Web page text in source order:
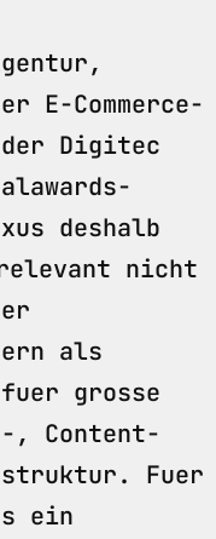
E-Commerce-
der Digitec
deshalb
nicht
als
grosse
, Content-
Fuer
ein